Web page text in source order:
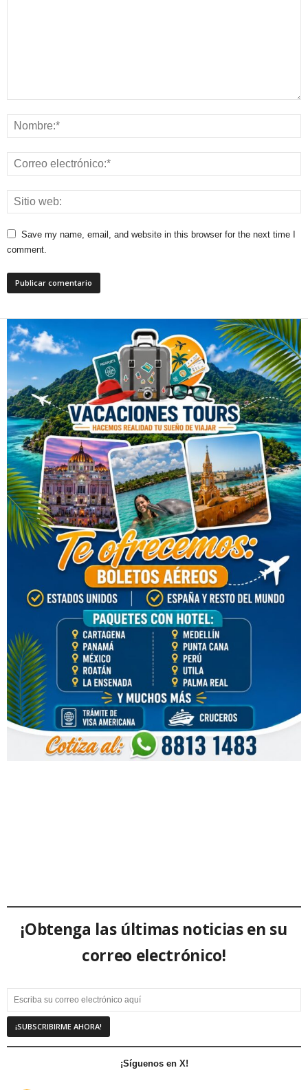
Save my name, email, and website in this browser for the next time I
comment.
¡Obtenga las últimas noticias en su
correo electrónico!
¡Síguenos en X!